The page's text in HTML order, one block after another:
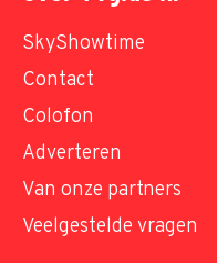
SkyShowtime
Contact
Colofon
Adverteren
Van onze partners
Veelgestelde vragen